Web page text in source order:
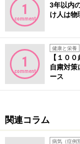
1
comment
3年以内
け人は物
1
comment
健康と栄養
【１０
自粛対
ース
関連コラム
病気（症例